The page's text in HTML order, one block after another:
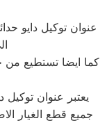
عنوان توكيل دايو
الي 30
كما ايضا تستطيع من
يعتبر عنوان توكيل
جميع قطع الغيار